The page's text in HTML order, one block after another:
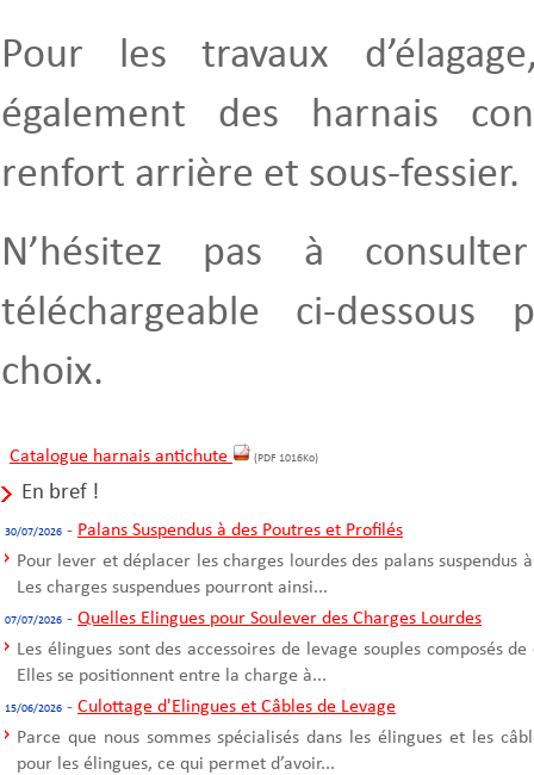
Pour les travaux
également des harnais
renfort arrière et sous-fessier.
N’hésitez pas à
téléchargeable ci-
choix.
Catalogue harnais antichute (PDF 1016Ko)
En bref !
30/07/2026 - Palans Suspendus à des Poutres et Profilés
Pour lever et déplacer les charges lourdes des palans suspendus
Les charges suspendues pourront ainsi...
07/07/2026 - Quelles Elingues pour Soulever des Charges Lourdes
Les élingues sont des accessoires de levage souples composés
Elles se positionnent entre la charge à...
15/06/2026 - Culottage d'Elingues et Câbles de Levage
Parce que nous sommes spécialisés dans les élingues et les
pour les élingues, ce qui permet d’avoir...